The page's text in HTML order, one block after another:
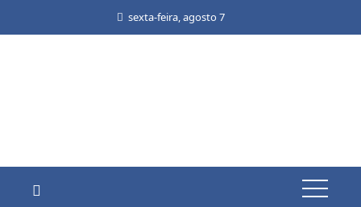
sexta-feira, agosto 7